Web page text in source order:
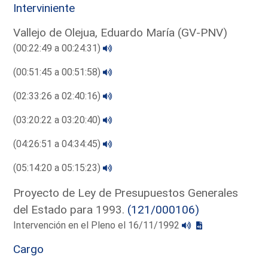
Interviniente
Vallejo de Olejua, Eduardo María (GV-PNV)
(00:22:49 a 00:24:31)
(00:51:45 a 00:51:58)
(02:33:26 a 02:40:16)
(03:20:22 a 03:20:40)
(04:26:51 a 04:34:45)
(05:14:20 a 05:15:23)
Proyecto de Ley de Presupuestos Generales
del Estado para 1993. (121/000106)
Intervención en el Pleno el 16/11/1992
Cargo